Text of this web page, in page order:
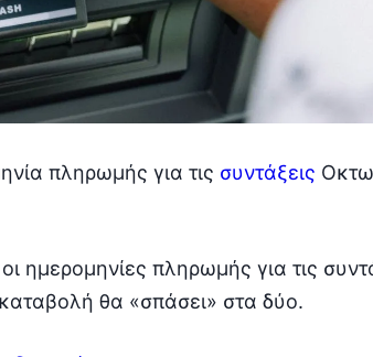
πληρωμής για τις συντάξεις
ημερομηνίες πληρωμής για τις
θα «σπάσει» στα δύο.